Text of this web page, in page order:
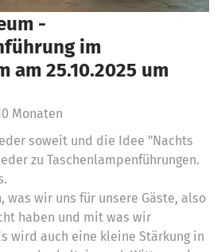
-
im
am 25.10.2025 um
Monaten
soweit und die Idee "Nachts
zu Taschenlampenführungen.
was wir uns für unsere Gäste, also
haben und mit was wir
wird auch eine kleine Stärkung in